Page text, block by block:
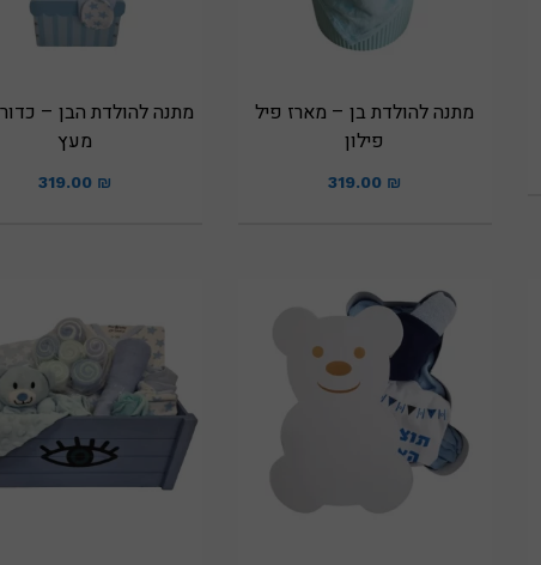
מתנה להולדת בן – מארז פיל
פילון
319.00 ₪
מתנה להולדת הבן –
מעץ
319.00 ₪